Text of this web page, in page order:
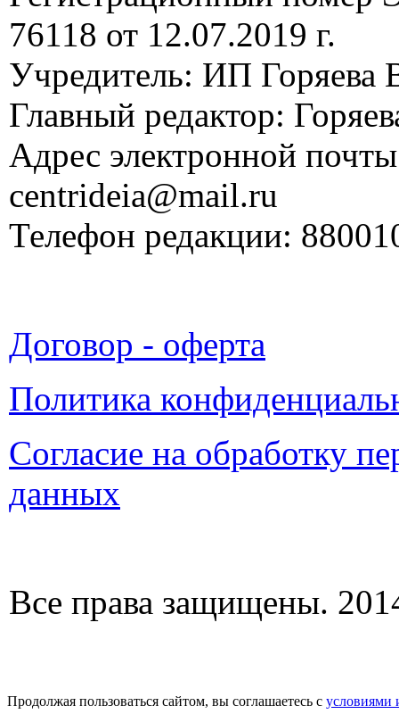
76118 от 12.07.2019 г.
Учредитель: ИП Горяева
Главный редактор:
Адрес электронной
centrideia@mail.ru
Телефон редакции:
Договор - оферта
Политика
Согласие на обработку
данных
Все права защищены.
Продолжая пользоваться сайтом, вы соглашаетесь с условиями